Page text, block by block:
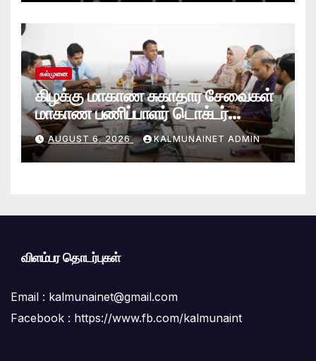
கல்முனை
கிழக்கு மாகாண சுகாதார சேவைகள்
மாகாண பணிப்பாளர் டொக்டர்
சரவணபவன் கல்முனை பிராந்திய
சுகாதார சேவைகள் பணிமனைக்கு
விஜயம்!
AUGUST 6, 2026 KALMUNAINET ADMIN
விளம்பர தொடர்புகள்
Email : kalmunainet@gmail.com
Facebook : https://www.fb.com/kalmunaint